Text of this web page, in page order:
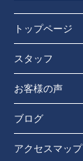
トップページ
スタッフ
お客様の声
ブログ
アクセスマップ